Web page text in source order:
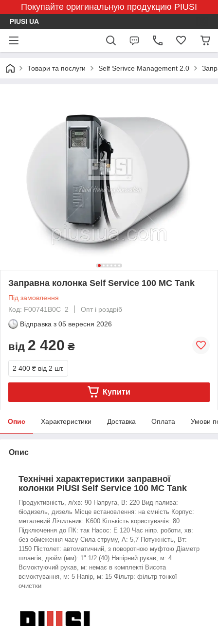
Покупайте оригинальную продукцию PIUSI
PIUSI UA
Товари та послуги Self Serivce Management 2.0
Заправна колонка Self Service 100 MC Tank
Під замовлення
Код: F00741B0C_2
Опт і роздріб
Відправка з 05 вересня 2026
від 2 420 ₴
2 400 ₴ від 2 шт.
Купити
Опис Характеристики Доставка Оплата Умови
Опис
Технічні характеристики заправної
колонки PIUSI Self Service 100 MC Tank
Продуктивність, л/хв: 90 Напруга, В: 220 Вид палива:
біодизель, дизель Місце встановлення: на ємність Корпус:
металевий Лічильник: K600 Кількість користувачів: 80
Підключення до ПК: так Насос: E 120 Час ніпр. роботи, хв:
без обмеження часу Сила струму, А: 5,7 Потужність, Вт:
1150 Пістолет: автоматичний, з поворотною муфтою Діаметр
шлангів, дюйм (мм): 1" 1/2 (40) Напірний рукав, м: 4
Всмоктуючий рукав, м: немає в комплекті Висота
всмоктування, м: 5 Напір, м: 15 Фільтр: фільтр тонкої
очистки